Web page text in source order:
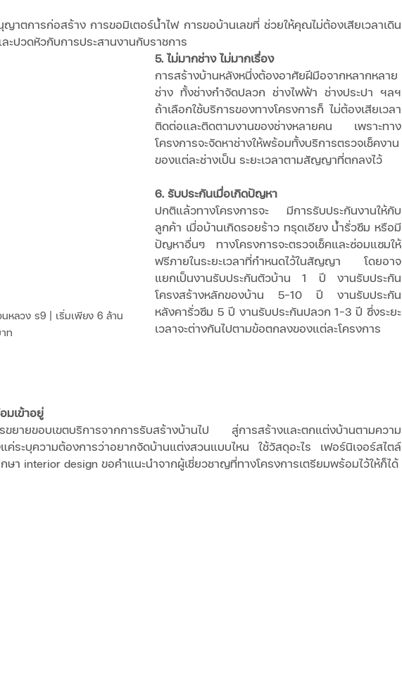
าตการก่อสร้าง การขอมิเตอร์น้ำไฟ การขอบ้านเลขที่ ช่วยให้คุณไม่ต้องเสียเวลาเดิน
ะปวดหัวกับการประสานงานกับราชการ
หลวง ร9 | เริ่มเพียง 6 ล้าน
ท
5. ไม่มากช่าง ไม่มากเรื่อง
การสร้างบ้านหลังหนึ่งต้องอาศัยฝีมือจากหลากหลาย
ช่าง ทั้งช่างกำจัดปลวก ช่างไฟฟ้า ช่างประปา ฯลฯ
ถ้าเลือกใช้บริการของทางโครงการก็ ไม่ต้องเสียเวลา
ติดต่อและติดตามงานของช่างหลายคน เพราะทาง
โครงการจะจัดหาช่างให้พร้อมทั้งบริการตรวจเช็คงาน
ของแต่ละช่างเป็น ระยะเวลาตามสัญญาที่ตกลงไว้
6. รับประกันเมื่อเกิดปัญหา
ปกติแล้วทางโครงการจะ มีการรับประกันงานให้กับ
ลูกค้า เมื่อบ้านเกิดรอยร้าว ทรุดเอียง น้ำรั่วซึม หรือมี
ปัญหาอื่นๆ ทางโครงการจะตรวจเช็คและซ่อมแซมให้
ฟรีภายในระยะเวลาที่กำหนดไว้ในสัญญา โดยอาจ
แยกเป็นงานรับประกันตัวบ้าน 1 ปี งานรับประกัน
โครงสร้างหลักของบ้าน 5-10 ปี งานรับประกัน
หลังคารั่วซึม 5 ปี งานรับประกันปลวก 1-3 ปี ซึ่งระยะ
เวลาจะต่างกันไปตามข้อตกลงของแต่ละโครงการ
มเข้าอยู่
ายขอบเขตบริการจากการรับสร้างบ้านไป สู่การสร้างและตกแต่งบ้านตามความ
ระบุความต้องการว่าอยากจัดบ้านแต่งสวนแบบไหน ใช้วัสดุอะไร เฟอร์นิเจอร์สไตล์
า interior design ขอคำแนะนำจากผู้เชี่ยวชาญที่ทางโครงการเตรียมพร้อมไว้ให้ก็ได้